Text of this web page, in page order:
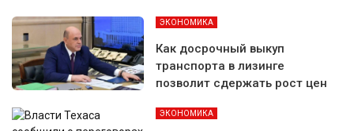
ЭКОНОМИКА
Как досрочный выкуп
транспорта в лизинге
позволит сдержать рост цен
ЭКОНОМИКА